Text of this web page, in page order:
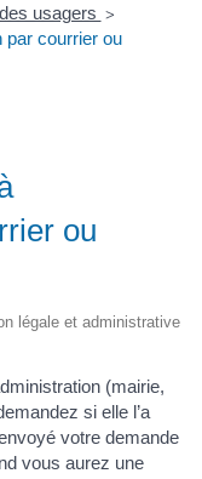
usagers >
par courrier ou
ou
légale et administrative
(mairie,
si elle l’a
votre demande
vous aurez une